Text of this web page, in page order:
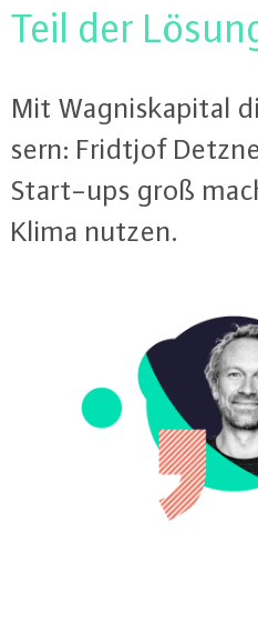
Teil der
Mit Wag­nis­ka­pi­tal
sern: Fridtjof
Start-ups groß
Klima nutzen.